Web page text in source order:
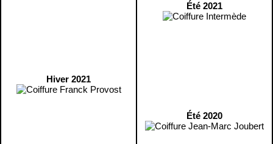
Hiver 2021
Été 2021
Été 2020